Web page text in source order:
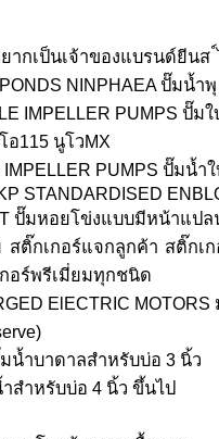
ากเป็นเจ้าของแบรนด์ยีนส
NINPHAEA ปั๊มน้ำพุ
IMPELLER PUMPS ปั๊ม
115 นูโวMX
IMPELLER PUMPS ปั๊มน้ำ
STANDARDISED
ปั๊มหอยโข่งแบบมีหน้าแปล
ติ๊กเกอร์แจกลูกค้า สติ๊กเ
กอร์พรีเมี่ยมทุกชนิด
ElECTRIC
มน้ำบาดาลสำหรับบ่อ 3 นิ้ว
ำสำหรับบ่อ 4 นิ้ว ขึ้นไป